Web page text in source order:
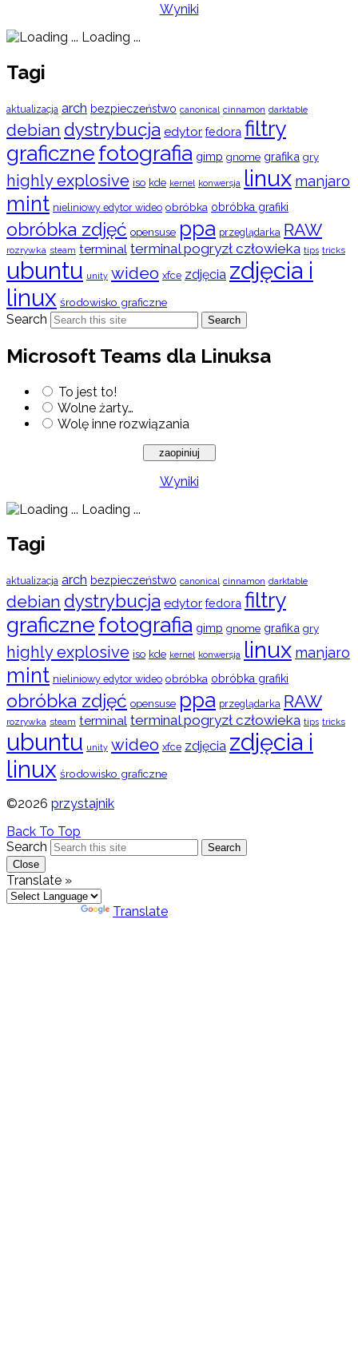
Wyniki
Loading ...
Tagi
aktualizacja arch bezpieczeństwo canonical cinnamon darktable
debian dystrybucja edytor fedora filtry
graficznefotografia gimp gnome grafika gry
highly explosive iso kde kernel konwersja linux manjaro
mint nieliniowy edytor wideo obróbka obróbka grafiki
obróbka zdjęć opensuse ppa przeglądarka RAW
rozrywka steam terminal terminal pogryzł człowieka tips tricks
ubuntu unity wideo xfce zdjęcia zdjęcia i
linux środowisko graficzne
Search Search
Microsoft Teams dla Linuksa
To jest to!
Wolne żarty…
Wolę inne rozwiązania
Wyniki
Loading ...
Tagi
aktualizacja arch bezpieczeństwo canonical cinnamon darktable
debian dystrybucja edytor fedora filtry
graficznefotografia gimp gnome grafika gry
highly explosive iso kde kernel konwersja linux manjaro
mint nieliniowy edytor wideo obróbka obróbka grafiki
obróbka zdjęć opensuse ppa przeglądarka RAW
rozrywka steam terminal terminal pogryzł człowieka tips tricks
ubuntu unity wideo xfce zdjęcia zdjęcia i
linux środowisko graficzne
©2026 przystajnik
Back To Top
Search
Search
Close
Translate »
Translate